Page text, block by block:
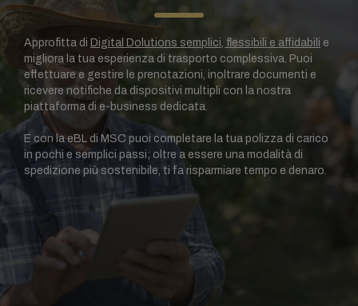
Approfitta di Digital Dolutions semplici, flessibili e affidabili e
migliora la tua esperienza di trasporto complessiva. Puoi
effettuare e gestire le prenotazioni, inoltrare documenti e
ricevere notifiche da dispositivi multipli con la nostra
piattaforma di e-business dedicata.
E con la eBL di MSC puoi completare la tua polizza di carico
in pochi e semplici passi; oltre a essere una modalità di
spedizione più sostenibile, ti fa risparmiare tempo e denaro.